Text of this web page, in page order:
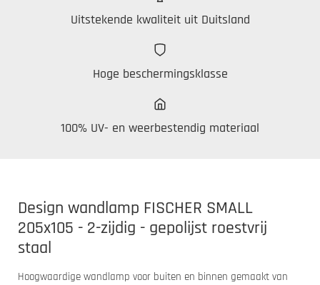
Uitstekende kwaliteit uit Duitsland
Hoge beschermingsklasse
100% UV- en weerbestendig materiaal
Design wandlamp FISCHER SMALL
205x105 - 2-zijdig - gepolijst roestvrij
staal
Hoogwaardige wandlamp voor buiten en binnen gemaakt van